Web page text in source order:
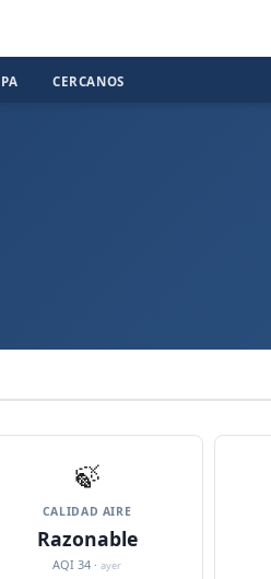
CERCANOS
🍃
CALIDAD AIRE
Razonable
AQI 34 ·ayer